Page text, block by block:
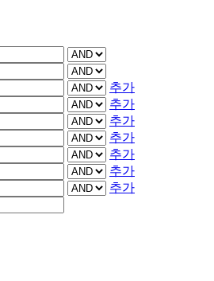
추가
추가
추가
추가
추가
추가
추가